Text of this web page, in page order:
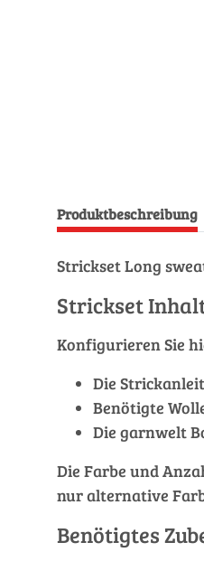
Produktbeschreibung
Strickset Long
Strickset
Konfigurieren Sie
Die
Benötigte
Die garnwelt
Die Farbe und
nur alternative
Benötigtes